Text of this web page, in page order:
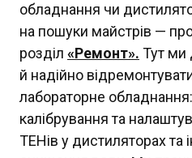
обладнання чи
на пошуки майстрів —
розділ «Ремонт». Тут
й надійно
лабораторне
калібрування та
ТЕНів у дистиляторах та